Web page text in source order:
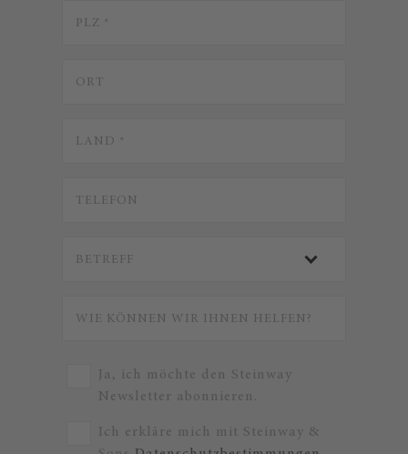
Ja, ich möchte den Steinway
Newsletter abonnieren.
Ich erkläre mich mit Steinway &